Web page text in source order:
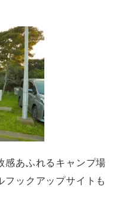
感あふれるキャンプ場
フックアップサイトも